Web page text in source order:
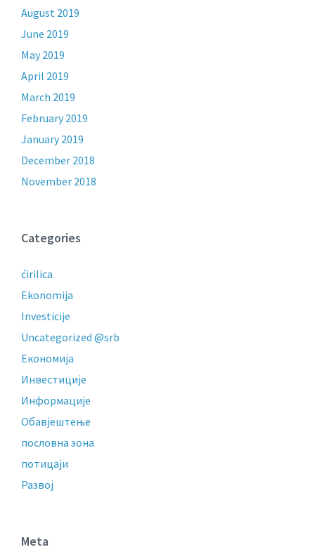
August 2019
June 2019
May 2019
April 2019
March 2019
February 2019
January 2019
December 2018
November 2018
Categories
ćirilica
Ekonomija
Investicije
Uncategorized @srb
Економија
Инвестиције
Информације
Обавјештење
пословнa зонa
потицаји
Развој
Meta